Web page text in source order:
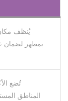
يُنظف
بمطهر لضمان
تُضع
المناطق